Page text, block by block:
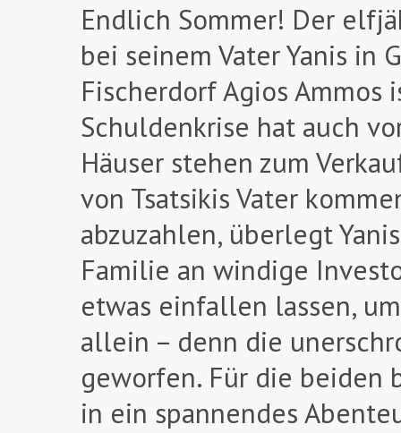
Endlich Sommer! Der
bei seinem Vater Yanis in
Fischerdorf Agios
Schuldenkrise hat auch
Häuser stehen zum
von Tsatsikis Vater
abzuzahlen, überlegt
Familie an windige
etwas einfallen lassen,
allein – denn die
geworfen. Für die beiden
in ein spannendes